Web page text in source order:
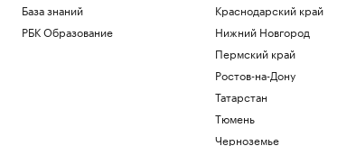
База знаний
РБК Образование
Краснодарский край
Нижний Новгород
Пермский край
Ростов-на-Дону
Татарстан
Тюмень
Черноземье